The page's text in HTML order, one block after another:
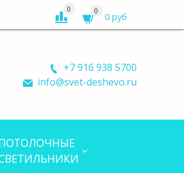
0 0
0 руб
+7 916 938 5700
info@svet-deshevo.ru